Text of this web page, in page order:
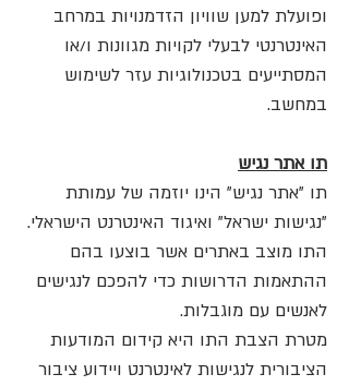
ופועלת למען שוויון הזדמנויות במרחב
האינטרנטי לבעלי לקויות מגוונות ו/או
המסתייעים בטכנולוגיות עזר לשימוש
במחשב.
תו אתר נגיש
תו "אתר נגיש" הינו יוזמה של עמותת
"נגישות ישראל" ואיגוד האינטרנט הישראלי.
התו מוצב באתרים אשר בוצעו בהם
ההתאמות הדרושות כדי להפכם לנגישים
לאנשים עם מוגבלות.
מטרת הצבת התו היא קידום המודעות
הציבורית לנגישות לאינטרנט ויידוע ציבור